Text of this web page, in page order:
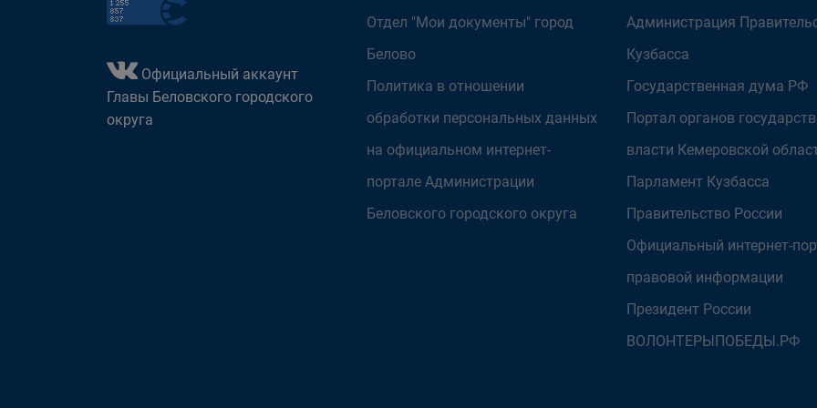
Официальный аккаунт
Главы Беловского городского
округа
Отдел "Мои документы" город
Белово
Политика в отношении
обработки персональных данных
на официальном интернет-
портале Администрации
Беловского городского округа
Администрация
Кузбасса
Государственная дума РФ
Портал органов
власти Кемеровской
Парламент Кузбасса
Правительство России
Официальный интернет-
правовой информации
Президент России
ВОЛОНТЕРЫПОБЕДЫ.РФ